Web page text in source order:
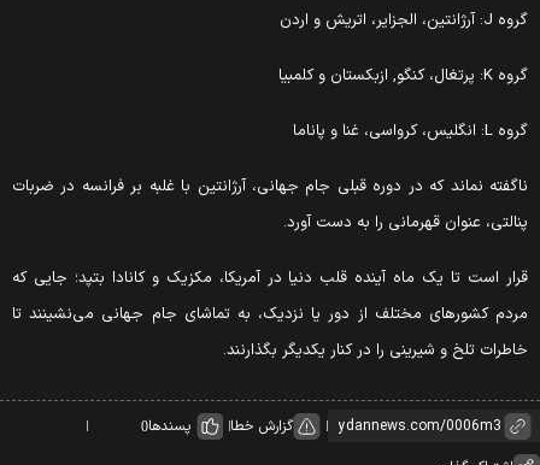
گروه J: آرژانتین، الجزایر، اتریش و اردن
گروه K: پرتغال، کنگو, ازبکستان و کلمبیا
گروه L: انگلیس، کرواسی، غنا و پاناما
ناگفته نماند که در دوره قبلی جام جهانی، آرژانتین با غلبه بر فرانسه در ضربات
پنالتی، عنوان قهرمانی را به دست آورد.
قرار است تا یک ماه آینده قلب دنیا در آمریکا، مکزیک و کانادا بتپد؛ جایی که
مردم کشورهای مختلف از دور یا نزدیک، به تماشای جام جهانی می‌نشینند تا
خاطرات تلخ و شیرینی را در کنار یکدیگر بگذارنند.
گزارش خطا پسندها0